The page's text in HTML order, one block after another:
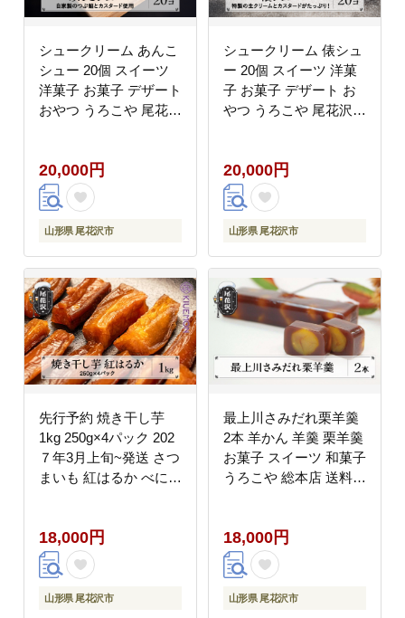
シュークリーム あんこ
シュー 20個 スイーツ
洋菓子 お菓子 デザート
おやつ うろこや 尾花沢
20,000円
山形県 尾花沢市
シュークリーム 俵シュ
ー 20個 スイーツ 洋菓
子 お菓子 デザート お
やつ うろこや 尾花沢
20,000円
山形県 尾花沢市
先行予約 焼き干し芋
1kg 250g×4パック 202
７年3月上旬~発送 さつ
まいも 紅はるか べには
手作り おやつ お菓子
デザート 国産 産地直送
農家直送 送料無料 山形
県 尾花沢市 KIUEMON
18,000円
山形県 尾花沢市
最上川さみだれ栗羊羹
2本 羊かん 羊羹 栗羊羹
お菓子 スイーツ 和菓子
うろこや 総本店 送料無
18,000円
山形県 尾花沢市